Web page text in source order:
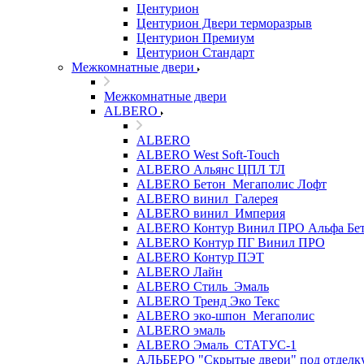
Центурион
Центурион Двери терморазрыв
Центурион Премиум
Центурион Стандарт
Межкомнатные двери
Межкомнатные двери
ALBERO
ALBERO
ALBERO West Soft-Touch
ALBERO Альянс ЦПЛ ТЛ
ALBERO Бетон_Мегаполис Лофт
ALBERO винил_Галерея
ALBERO винил_Империя
ALBERO Контур Винил ПРО Альфа
ALBERO Контур ПГ Винил ПРО
ALBERO Контур ПЭТ
ALBERO Лайн
ALBERO Стиль_Эмаль
ALBERO Тренд Эко Текс
ALBERO эко-шпон_Мегаполис
ALBERO эмаль
ALBERO Эмаль_СТАТУС-1
АЛЬБЕРО "Скрытые двери" под